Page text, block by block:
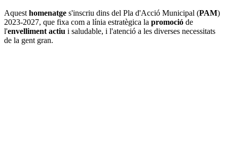
Aquest homenatge s'inscriu dins del Pla d'Acció Municipal (PAM)
2023-2027, que fixa com a línia estratègica la promoció de
l'envelliment actiu i saludable, i l'atenció a les diverses necessitats
de la gent gran.